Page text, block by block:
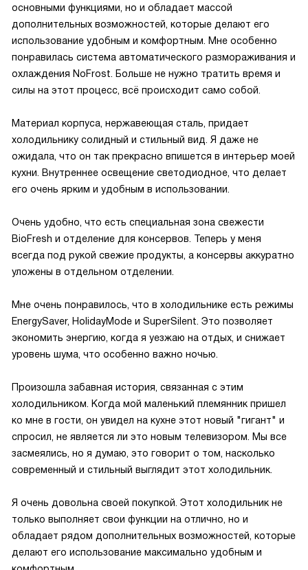
основными функциями, но и обладает массой
дополнительных возможностей, которые делают его
использование удобным и комфортным. Мне особенно
понравилась система автоматического размораживания и
охлаждения NoFrost. Больше не нужно тратить время и
силы на этот процесс, всё происходит само собой.
Материал корпуса, нержавеющая сталь, придает
холодильнику солидный и стильный вид. Я даже не
ожидала, что он так прекрасно впишется в интерьер моей
кухни. Внутреннее освещение светодиодное, что делает
его очень ярким и удобным в использовании.
Очень удобно, что есть специальная зона свежести
BioFresh и отделение для консервов. Теперь у меня
всегда под рукой свежие продукты, а консервы аккуратно
уложены в отдельном отделении.
Мне очень понравилось, что в холодильнике есть режимы
EnergySaver, HolidayMode и SuperSilent. Это позволяет
экономить энергию, когда я уезжаю на отдых, и снижает
уровень шума, что особенно важно ночью.
Произошла забавная история, связанная с этим
холодильником. Когда мой маленький племянник пришел
ко мне в гости, он увидел на кухне этот новый "гигант" и
спросил, не является ли это новым телевизором. Мы все
засмеялись, но я думаю, это говорит о том, насколько
современный и стильный выглядит этот холодильник.
Я очень довольна своей покупкой. Этот холодильник не
только выполняет свои функции на отлично, но и
обладает рядом дополнительных возможностей, которые
делают его использование максимально удобным и